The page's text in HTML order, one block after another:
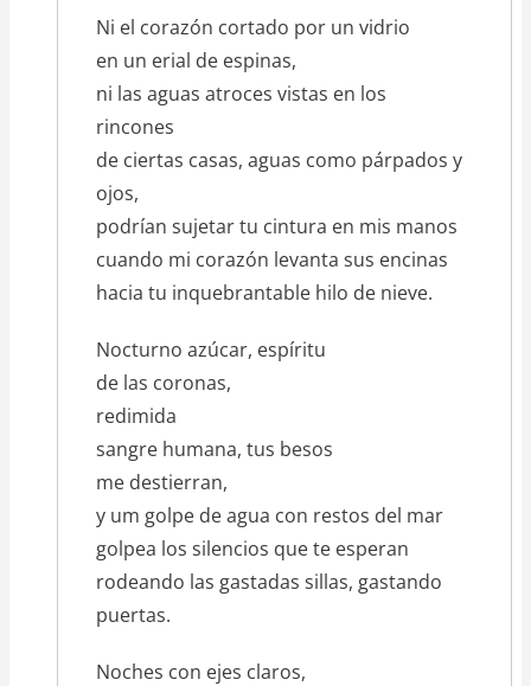
texto_poema
Ni el corazón cortado por un vidrio
en un erial de espinas,
ni las aguas atroces vistas en los
rincones
de ciertas casas, aguas como párpados y
ojos,
podrían sujetar tu cintura en mis manos
cuando mi corazón levanta sus encinas
hacia tu inquebrantable hilo de nieve.
Nocturno azúcar, espíritu
de las coronas,
redimida
sangre humana, tus besos
me destierran,
y um golpe de agua con restos del mar
golpea los silencios que te esperan
rodeando las gastadas sillas, gastando
puertas.
Noches con ejes claros,